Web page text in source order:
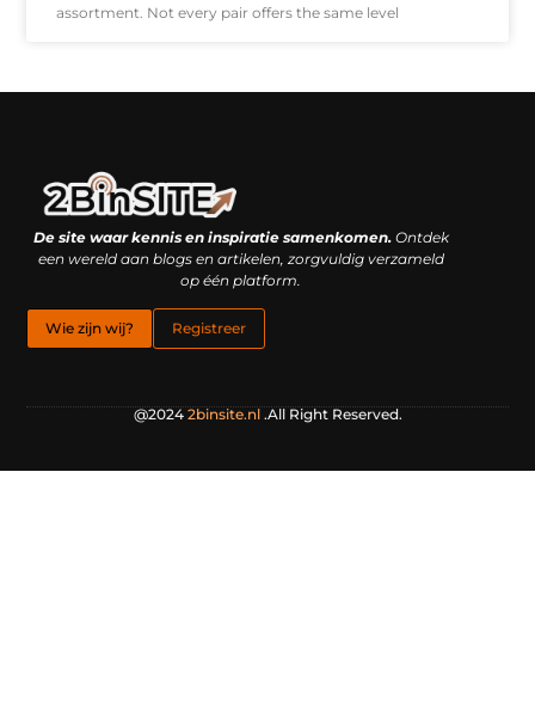
assortment. Not every pair offers the same level
De site waar kennis en inspiratie samenkomen.Ontdek
een wereld aan blogs en artikelen, zorgvuldig verzameld
op één platform.
Wie zijn wij? Registreer
@2024 2binsite.nl.All Right Reserved.